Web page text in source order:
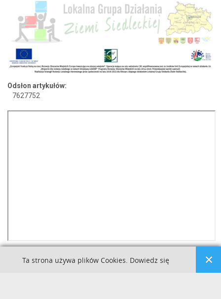
Odsłon artykułów:
7627752
Ta strona używa plików Cookies. Dowiedz się